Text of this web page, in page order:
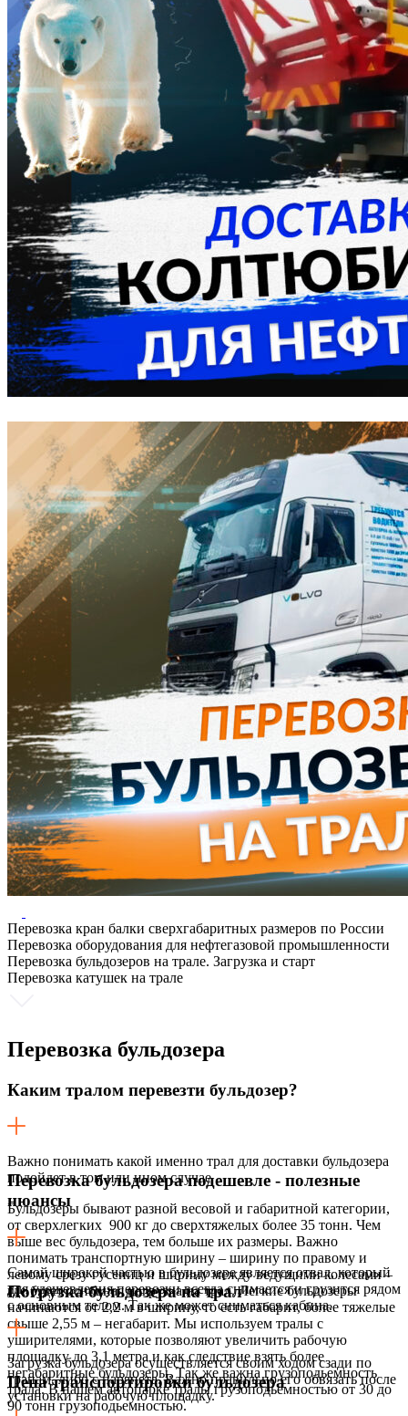
Перевозка кран балки сверхгабаритных размеров по России
Перевозка оборудования для нефтегазовой промышленности
Перевозка бульдозеров на трале. Загрузка и старт
Перевозка катушек на трале
Перевозка бульдозера
Каким тралом перевезти бульдозер?
Важно понимать какой именно трал для доставки бульдозера
подойдет в том или ином случае
Бульдозеры бывают разной весовой и габаритной категории,
от сверхлегких 900 кг до сверхтяжелых более 35 тонн. Чем
выше вес бульдозера, тем больше их размеры. Важно
понимать транспортную ширину – ширину по правому и
левому срезу гусениц и ширину между ведущими колесами –
где будет основная нагрузка на трал. Легкие бульдозеры
начинаются от 2,2 м в ширину, то есть габарит, более тяжелые
свыше 2,55 м – негабарит. Мы используем тралы с
уширителями, которые позволяют увеличить рабочую
площадку до 3,1 метра и как следствие взять более
негабаритные бульдозеры. Так же важна грузоподьемность
трала. В нашем автопарке тралы грузоподьемностью от 30 до
90 тонн грузоподьемностью.
Перевозка бульдозера подешевле - полезные
нюансы
Самой широкой частью в бульдозере является отвал, который
для удешевления перевозки всегда снимается и грузится рядом
с основным телом. Так же может сниматься кабина.
Погрузка бульдозера на трал
Загрузка бульдозера осуществляется своим ходом сзади по
трапам, либо с парапета. Важно правильно его обвязать после
установки на рабочую площадку.
Цена транспортировки бульдозера